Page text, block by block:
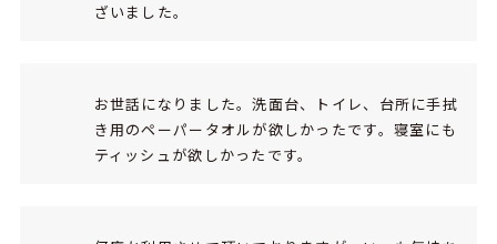
ざいました。
お世話になりました。洗面台、トイレ、台所に手拭
き用のペーパータオルが欲しかったです。寝室にも
ティッシュが欲しかったです。